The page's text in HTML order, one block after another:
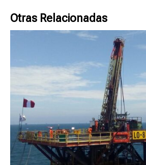
Otras Relacionadas